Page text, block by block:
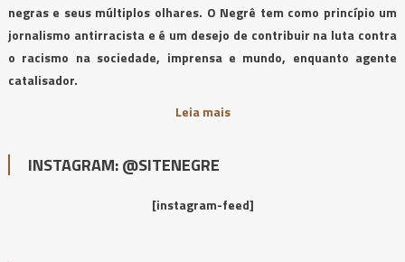
negras e seus múltiplos olhares. O Negrê tem como princípio um
jornalismo antirracista e é um desejo de contribuir na luta contra
o racismo na sociedade, imprensa e mundo, enquanto agente
catalisador.
Leia mais
INSTAGRAM: @SITENEGRE
[instagram-feed]